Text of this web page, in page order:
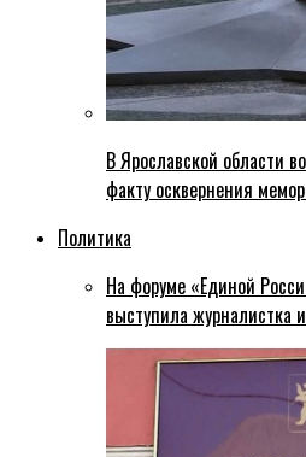
В Ярославской области
факту осквернения
Политика
На форуме «Единой
выступила журналистка